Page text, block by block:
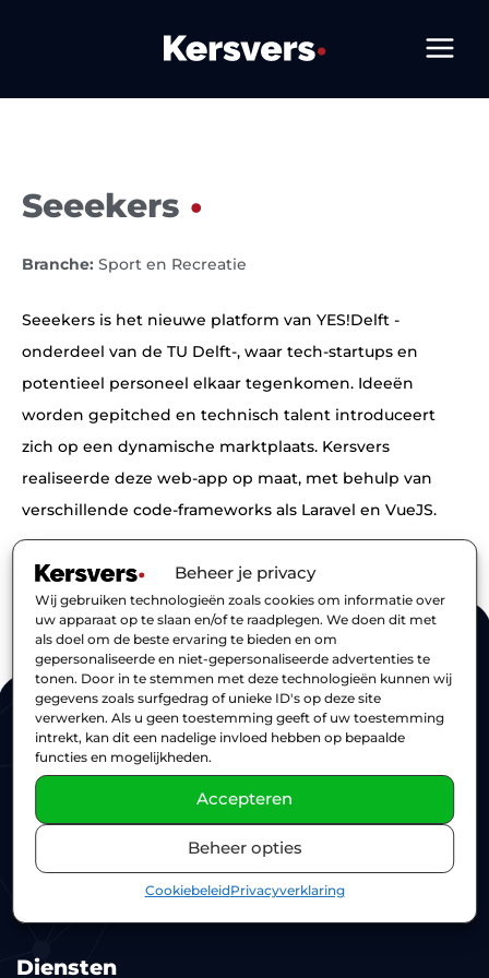
Beheer je privacy
Wij gebruiken technologieën zoals cookies om informatie over
uw apparaat op te slaan en/of te raadplegen. We doen dit met
als doel om de beste ervaring te bieden en om
gepersonaliseerde en niet-gepersonaliseerde advertenties te
tonen. Door in te stemmen met deze technologieën kunnen wij
gegevens zoals surfgedrag of unieke ID's op deze site
verwerken. Als u geen toestemming geeft of uw toestemming
intrekt, kan dit een nadelige invloed hebben op bepaalde
functies en mogelijkheden.
Accepteren
Beheer opties
CookiebeleidPrivacyverklaring
Seeekers
Branche: Sport en Recreatie
Seeekers is het nieuwe platform van YES!Delft -
onderdeel van de TU Delft-, waar tech-startups en
potentieel personeel elkaar tegenkomen. Ideeën
worden gepitched en technisch talent introduceert
zich op een dynamische marktplaats. Kersvers
realiseerde deze web-app op maat, met behulp van
verschillende code-frameworks als Laravel en VueJS.
Laravel VueJS WordPress
Contact
085 1 302 378
info@kersversdigital.nl
KvK: 77076338
Adres
Randstad 22 13
Diensten